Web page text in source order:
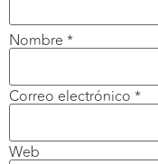
Nombre *
Correo electrónico *
Web